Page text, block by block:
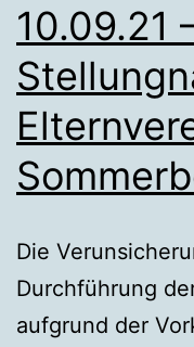
10.09.21
Die
Durchführung
aufgrund der